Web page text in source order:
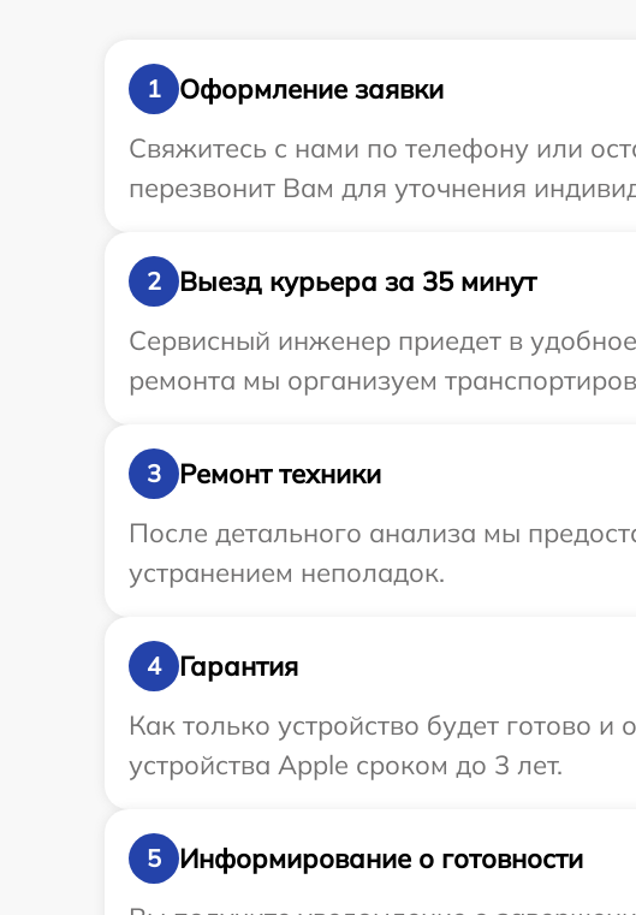
1
Оформление заявки
Свяжитесь с нами по телефону или
перезвонит Вам для уточнения
2
Выезд курьера за 35 минут
Сервисный инженер приедет в
ремонта мы организуем
3
Ремонт техники
После детального анализа мы
устранением неполадок.
4
Гарантия
Как только устройство будет готово
устройства Apple сроком до 3 лет.
5
Информирование о готовности